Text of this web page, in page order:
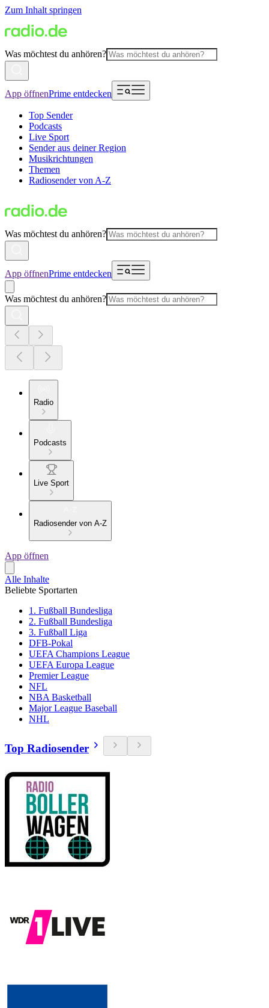
Zum Inhalt springen
Was möchtest du anhören?
App öffnenPrime entdecken
Top Sender
Podcasts
Live Sport
Sender aus deiner Region
Musikrichtungen
Themen
Radiosender von A-Z
Was möchtest du anhören?
App öffnenPrime entdecken
Was möchtest du anhören?
Radio
Podcasts
Live Sport
Radiosender von A-Z
App öffnen
Alle Inhalte
Beliebte Sportarten
1. Fußball Bundesliga
2. Fußball Bundesliga
3. Fußball Liga
DFB-Pokal
UEFA Champions League
UEFA Europa League
Premier League
NFL
NBA Basketball
Major League Baseball
NHL
Top Radiosender